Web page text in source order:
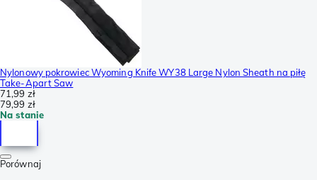
Nylonowy pokrowiec Wyoming Knife WY38 Large Nylon Sheath na piłę
Take-Apart Saw
71,99 zł
79,99 zł
Na stanie
Porównaj